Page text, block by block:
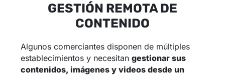
GESTIÓN REMOTA DE
CONTENIDO
Algunos comerciantes disponen de múltiples
establecimientos y necesitan gestionar sus
contenidos, imágenes y videos desde un